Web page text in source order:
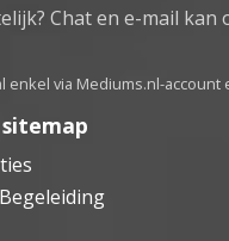
Chat en e-mail kan
enkel via Mediums.nl-